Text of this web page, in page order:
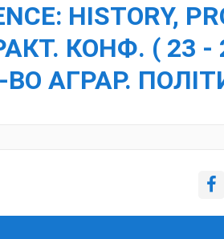
HISTORY,
КОНФ. ( 23 -
АГРАР.